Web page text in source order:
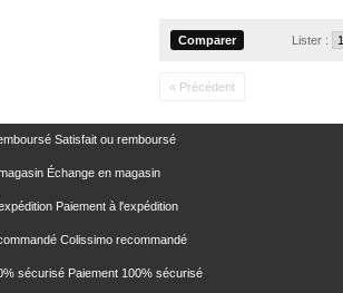
Lister :
« Précédent
Satisfait ou remboursé
Échange en magasin
Paiement à l'expédition
Colissimo recommandé
Paiement 100% sécurisé